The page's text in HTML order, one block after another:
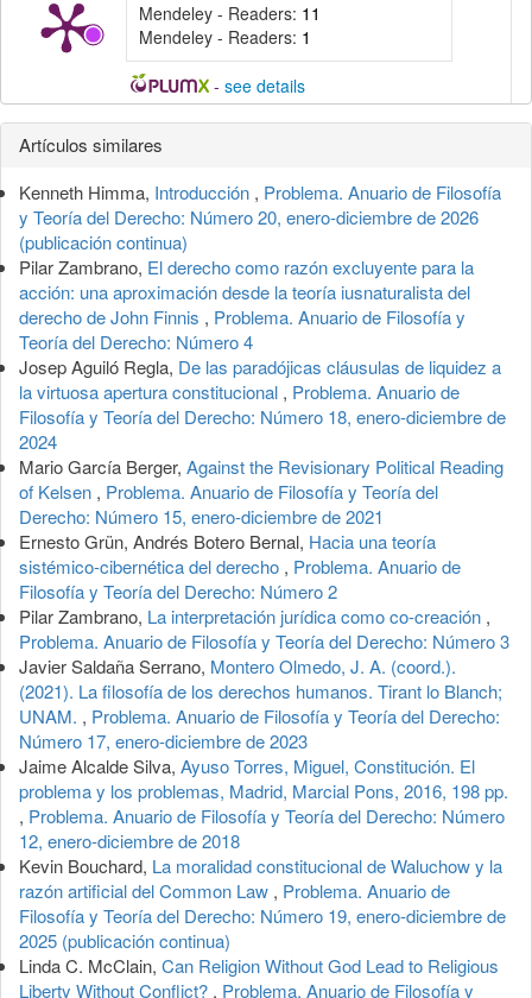
Mendeley - Readers: 11
Mendeley - Readers: 1
- see details
Detalles
del
artículo
Artículos similares
Kenneth Himma, Introducción , Problema. Anuario de Filosofía
y Teoría del Derecho: Número 20, enero-diciembre de 2026
(publicación continua)
Pilar Zambrano, El derecho como razón excluyente para la
acción: una aproximación desde la teoría iusnaturalista del
derecho de John Finnis , Problema. Anuario de Filosofía y
Teoría del Derecho: Número 4
Josep Aguiló Regla, De las paradójicas cláusulas de liquidez a
la virtuosa apertura constitucional , Problema. Anuario de
Filosofía y Teoría del Derecho: Número 18, enero-diciembre de
2024
Mario García Berger, Against the Revisionary Political Reading
of Kelsen , Problema. Anuario de Filosofía y Teoría del
Derecho: Número 15, enero-diciembre de 2021
Ernesto Grün, Andrés Botero Bernal, Hacia una teoría
sistémico-cibernética del derecho , Problema. Anuario de
Filosofía y Teoría del Derecho: Número 2
Pilar Zambrano, La interpretación jurídica como co-creación ,
Problema. Anuario de Filosofía y Teoría del Derecho: Número 3
Javier Saldaña Serrano, Montero Olmedo, J. A. (coord.).
(2021). La filosofía de los derechos humanos. Tirant lo Blanch;
UNAM. , Problema. Anuario de Filosofía y Teoría del Derecho:
Número 17, enero-diciembre de 2023
Jaime Alcalde Silva, Ayuso Torres, Miguel, Constitución. El
problema y los problemas, Madrid, Marcial Pons, 2016, 198 pp.
, Problema. Anuario de Filosofía y Teoría del Derecho: Número
12, enero-diciembre de 2018
Kevin Bouchard, La moralidad constitucional de Waluchow y la
razón artificial del Common Law , Problema. Anuario de
Filosofía y Teoría del Derecho: Número 19, enero-diciembre de
2025 (publicación continua)
Linda C. McClain, Can Religion Without God Lead to Religious
Liberty Without Conflict? , Problema. Anuario de Filosofía y